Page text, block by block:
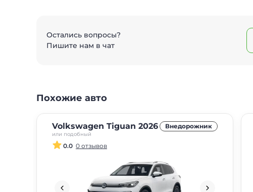
Остались вопросы?
Пишите нам в чат
Похожие авто
Volkswagen Tiguan 2026
или подобный
Внедорожник
0.0 0 отзывов